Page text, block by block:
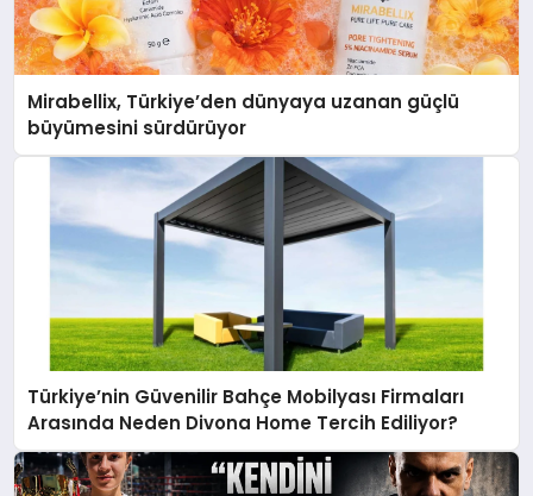
Mirabellix, Türkiye’den dünyaya uzanan güçlü
büyümesini sürdürüyor
Türkiye’nin Güvenilir Bahçe Mobilyası Firmaları
Arasında Neden Divona Home Tercih Ediliyor?